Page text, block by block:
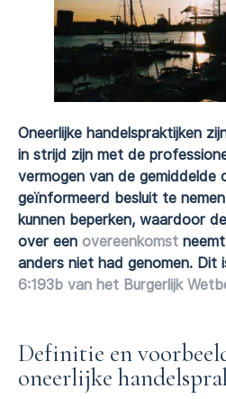
Oneerlijke handelspraktijken
in strijd zijn met de
vermogen van de gemiddelde
geïnformeerd besluit te
kunnen beperken, waardoor
over een overeenkomst
anders niet had genomen. Dit
6:193b van het Burgerlijk
Definitie en
oneerlijke